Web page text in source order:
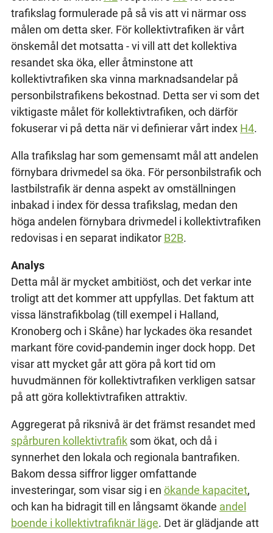
trafikslag formulerade på så vis att vi närmar oss
målen om detta sker. För kollektivtrafiken är vårt
önskemål det motsatta - vi vill att det kollektiva
resandet ska öka, eller åtminstone att
kollektivtrafiken ska vinna marknadsandelar på
personbilstrafikens bekostnad. Detta ser vi som det
viktigaste målet för kollektivtrafiken, och därför
fokuserar vi på detta när vi definierar vårt index H4.
Alla trafikslag har som gemensamt mål att andelen
förnybara drivmedel sa öka. För personbilstrafik och
lastbilstrafik är denna aspekt av omställningen
inbakad i index för dessa trafikslag, medan den
höga andelen förnybara drivmedel i kollektivtrafiken
redovisas i en separat indikator B2B.
Analys
Detta mål är mycket ambitiöst, och det verkar inte
troligt att det kommer att uppfyllas. Det faktum att
vissa länstrafikbolag (till exempel i Halland,
Kronoberg och i Skåne) har lyckades öka resandet
markant före covid-pandemin inger dock hopp. Det
visar att mycket går att göra på kort tid om
huvudmännen för kollektivtrafiken verkligen satsar
på att göra kollektivtrafiken attraktiv.
Aggregerat på riksnivå är det främst resandet med
spårburen kollektivtrafiksom ökat, och då i
synnerhet den lokala och regionala bantrafiken.
Bakom dessa siffror ligger omfattande
investeringar, som visar sig i en ökande kapacitet,
och kan ha bidragit till en långsamt ökande andel
boende i kollektivtrafiknär läge. Det är glädjande att